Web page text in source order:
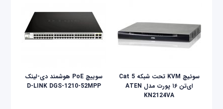
سوئیچ KVM تحت شبکه Cat 5
ای‌تن ۱۶ پورت مدل ATEN
KN2124VA
سوییچ PoE هوشمند دی-لینک
D-LINK DGS-1210-52MPP